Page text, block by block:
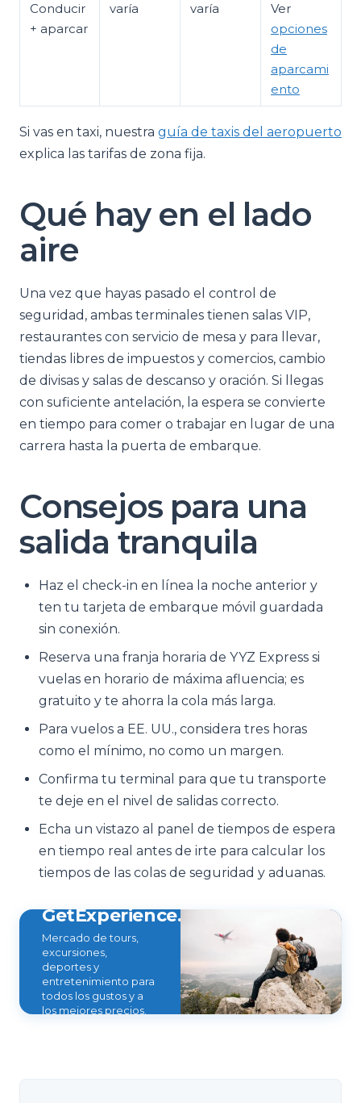
Conducir
+ aparcar
varía varía
Ver
opciones
de
aparcami
ento
Si vas en taxi, nuestra guía de taxis del aeropuerto
explica las tarifas de zona fija.
Qué hay en el lado
aire
Una vez que hayas pasado el control de
seguridad, ambas terminales tienen salas VIP,
restaurantes con servicio de mesa y para llevar,
tiendas libres de impuestos y comercios, cambio
de divisas y salas de descanso y oración. Si llegas
con suficiente antelación, la espera se convierte
en tiempo para comer o trabajar en lugar de una
carrera hasta la puerta de embarque.
Consejos para una
salida tranquila
Haz el check-in en línea la noche anterior y
ten tu tarjeta de embarque móvil guardada
sin conexión.
Reserva una franja horaria de YYZ Express si
vuelas en horario de máxima afluencia; es
gratuito y te ahorra la cola más larga.
Para vuelos a EE. UU., considera tres horas
como el mínimo, no como un margen.
Confirma tu terminal para que tu transporte
te deje en el nivel de salidas correcto.
Echa un vistazo al panel de tiempos de espera
en tiempo real antes de irte para calcular los
tiempos de las colas de seguridad y aduanas.
GetExperience.com
Mercado de tours,
excursiones,
deportes y
entretenimiento para
todos los gustos y a
los mejores precios.